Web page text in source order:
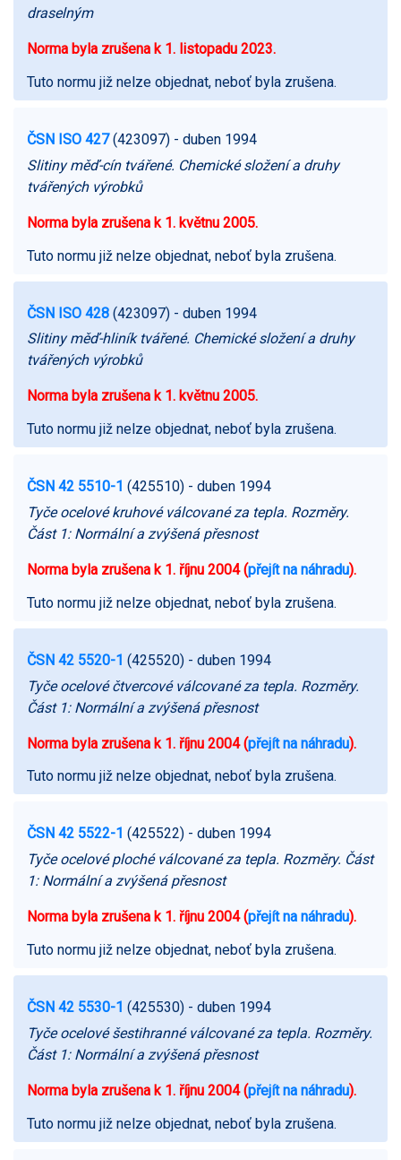
draselným
Norma byla zrušena k 1. listopadu 2023.
Tuto normu již nelze objednat, neboť byla zrušena.
ČSN ISO 427(423097) - duben 1994
Slitiny měď-cín tvářené. Chemické složení a druhy
tvářených výrobků
Norma byla zrušena k 1. květnu 2005.
Tuto normu již nelze objednat, neboť byla zrušena.
ČSN ISO 428 (423097) - duben 1994
Slitiny měď-hliník tvářené. Chemické složení a druhy
tvářených výrobků
Norma byla zrušena k 1. květnu 2005.
Tuto normu již nelze objednat, neboť byla zrušena.
ČSN 42 5510-1 (425510) - duben 1994
Tyče ocelové kruhové válcované za tepla. Rozměry.
Část 1: Normální a zvýšená přesnost
Norma byla zrušena k 1. říjnu 2004 (přejít na náhradu).
Tuto normu již nelze objednat, neboť byla zrušena.
ČSN 42 5520-1 (425520) - duben 1994
Tyče ocelové čtvercové válcované za tepla. Rozměry.
Část 1: Normální a zvýšená přesnost
Norma byla zrušena k 1. říjnu 2004 (přejít na náhradu).
Tuto normu již nelze objednat, neboť byla zrušena.
ČSN 42 5522-1 (425522) - duben 1994
Tyče ocelové ploché válcované za tepla. Rozměry. Část
1: Normální a zvýšená přesnost
Norma byla zrušena k 1. říjnu 2004 (přejít na náhradu).
Tuto normu již nelze objednat, neboť byla zrušena.
ČSN 42 5530-1 (425530) - duben 1994
Tyče ocelové šestihranné válcované za tepla. Rozměry.
Část 1: Normální a zvýšená přesnost
Norma byla zrušena k 1. říjnu 2004 (přejít na náhradu).
Tuto normu již nelze objednat, neboť byla zrušena.